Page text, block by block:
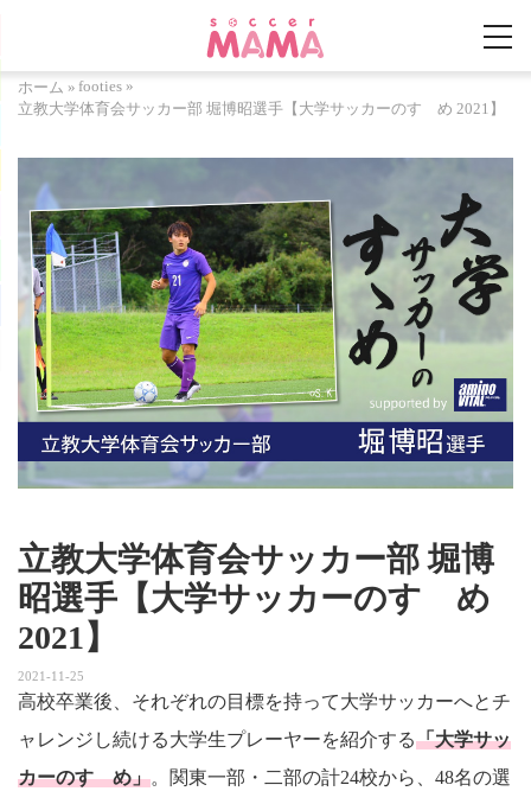
ホーム » footies »
立教大学体育会サッカー部 堀博昭選手【大学サッカーのすゝめ 2021】
立教大学体育会サッカー部 堀博
昭選手【大学サッカーのすゝめ
2021】
2021-11-25
高校卒業後、それぞれの目標を持って大学サッカーへとチ
ャレンジし続ける大学生プレーヤーを紹介する「大学サッ
カーのすゝめ」。関東一部・二部の計24校から、48名の選